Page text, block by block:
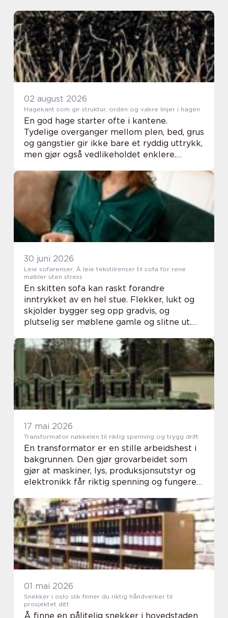
02 august 2026
Hagekant som gir struktur, orden og vakre linjer i hagen
En god hage starter ofte i kantene.
Tydelige overganger mellom plen, bed, grus
og gangstier gir ikke bare et ryddig uttrykk,
men gjør også vedlikeholdet enklere.
inn der de ikke vil ha det, og at formen på
30 juni 2026
Leie sofarenser: Å leie tekstilrenser til sofa for rene
møbler uten stress
En skitten sofa kan raskt forandre
inntrykket av en hel stue. Flekker, lukt og
skjolder bygger seg opp gradvis, og
plutselig ser møblene gamle og slitne ut.
nytt, men ofte holder det ...
17 mai 2026
Transformator nøkkelen til riktig spenning og trygg drift
En transformator er en stille arbeidshest i
bakgrunnen. Den gjør grovarbeidet som
gjør at maskiner, lys, produksjonsutstyr og
elektronikk får riktig spenning og fungerer
deler av industrien, bygg og infrastru...
01 mai 2026
Snekker i oslo slik finner du riktig håndverker til
prosjektet ditt
Å finne en pålitelig snekker i hovedstaden